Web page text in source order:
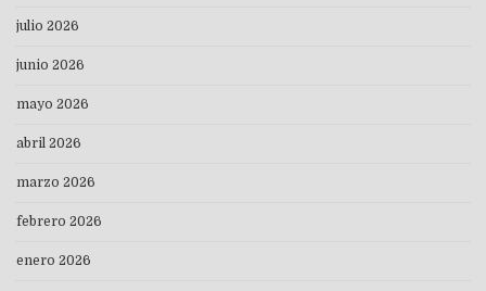
julio 2026
junio 2026
mayo 2026
abril 2026
marzo 2026
febrero 2026
enero 2026